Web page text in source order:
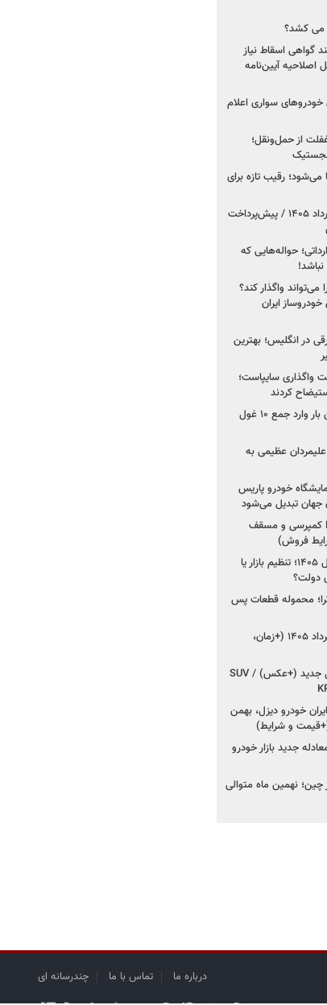
می کشد؟
گواهی اسقاط نیاز
کامل اصلاحیه آیین‌نامه
سواری اعلام
از حمل‌ونقل؛
لجستیک
رقیب تازه برای
فروش کوییک اس از امروز در مرداد ۱۴۰۵ / پیش‌پرداخت
حواله‌هایی که
واگذار کند؟
ایران
در انگلیس؛ بهترین
واگذاری سایپاست؛
کردند
۳ خودروساز چینی برای نخستین بار وارد جمع ۱۰ غول
علیمردان عظیمی به
خودرو پاریس
شروع فروش اقساطی زامیاد EX کمپرسی و مسقف
راز واردات ۷۵ هزار خودرو در سال ۱۴۰۵؛ تنظیم بازار یا
محموله قطعات پس
شروع فروش کوییک S سایپا -مرداد ۱۴۰۵ (+زمان،
کرمان موتور به دنبال ۲ محصول جدید (+عکس) / SUV
خودرو دیزل، بهمن
جدید بازار خودرو
چین؛ نهمین ماه متوالی
درباره ما تماس با ما چندرسانه ای